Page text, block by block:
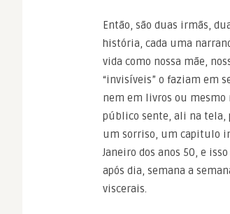
Então, são duas irmãs,
história, cada uma
vida como nossa mãe,
“invisíveis” o faziam em
nem em livros ou mesmo
público sente, ali na tela,
um sorriso, um capitulo
Janeiro dos anos 50, e
após dia, semana a
viscerais.